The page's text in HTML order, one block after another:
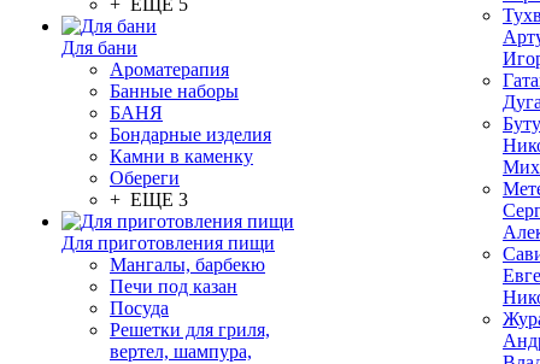
+ ЕЩЕ 5
Для бани
Ароматерапия
Банные наборы
БАНЯ
Бондарные изделия
Камни в каменку
Обереги
+ ЕЩЕ 3
Для приготовления пищи
Мангалы, барбекю
Печи под казан
Посуда
Решетки для гриля,
вертел, шампура,